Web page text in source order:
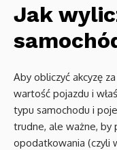
Jak
Aby obliczyć akcyzę
wartość pojazdu i
typu samochodu i
trudne, ale ważne,
opodatkowania (czyli